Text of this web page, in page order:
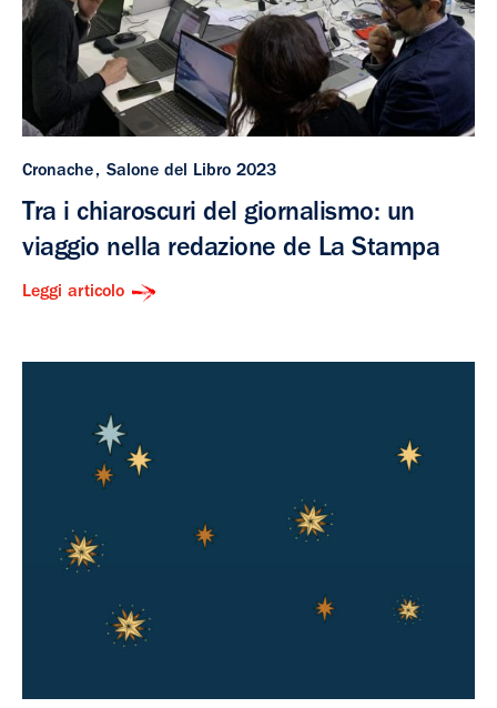
Cronache Salone del Libro 2023
Tra i chiaroscuri del giornalismo: un
viaggio nella redazione de La Stampa
Leggi articolo